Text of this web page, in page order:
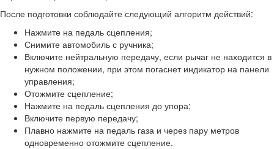
После подготовки соблюдайте следующий алгоритм действий:
Нажмите на педаль сцепления;
Снимите автомобиль с ручника;
Включите нейтральную передачу, если рычаг не находится в
нужном положении, при этом погаснет индикатор на панели
управления;
Отожмите сцепление;
Нажмите на педаль сцепления до упора;
Включите первую передачу;
Плавно нажмите на педаль газа и через пару метров
одновременно отожмите сцепление.